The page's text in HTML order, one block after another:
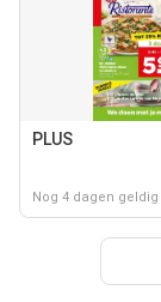
PLUS
Nog 4 dagen geldig